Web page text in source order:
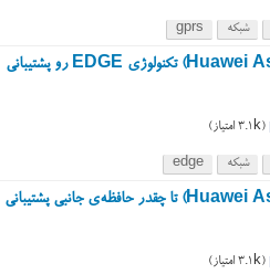
شبکه gprs
گوشی هواوی اسند جی ۶۰۰ (Huawei Ascend G600) تکنولوژی EDGE رو پشتیبانی
(
3.1k امتیاز)
شبکه edge
گوشی هواوی اسند جی ۶۰۰ (Huawei Ascend G600) تا چقدر حافظه‌ی جانبی پشتیبانی
(
3.1k امتیاز)